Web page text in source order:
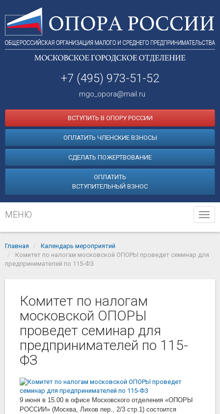
+7 (495) 973-51-52
mgo_opora@mail.ru
ВСТУПИТЬ В ОПОРУ РОССИИ
ОПЛАТИТЬ ЧЛЕНСКИЕ ВЗНОСЫ
СДЕЛАТЬ ПОЖЕРТВОВАНИЕ
ОПЛАТИТЬ
ВСТУПИТЕЛЬНЫЙ ВЗНОС
МЕНЮ
Главная
Календарь мероприятий
Комитет по налогам московской ОПОРЫ проведет семинар для
предпринимателей по 115-ФЗ
Комитет по налогам
московской ОПОРЫ
проведет семинар для
предпринимателей по 115-
ФЗ
9 июня в 15.00 в офисе Московского отделения «ОПОРЫ
РОССИИ» (Москва, Лихов пер., 2/3 стр.1) состоится